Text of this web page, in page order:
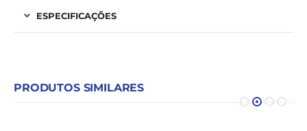
ESPECIFICAÇÕES
PRODUTOS SIMILARES